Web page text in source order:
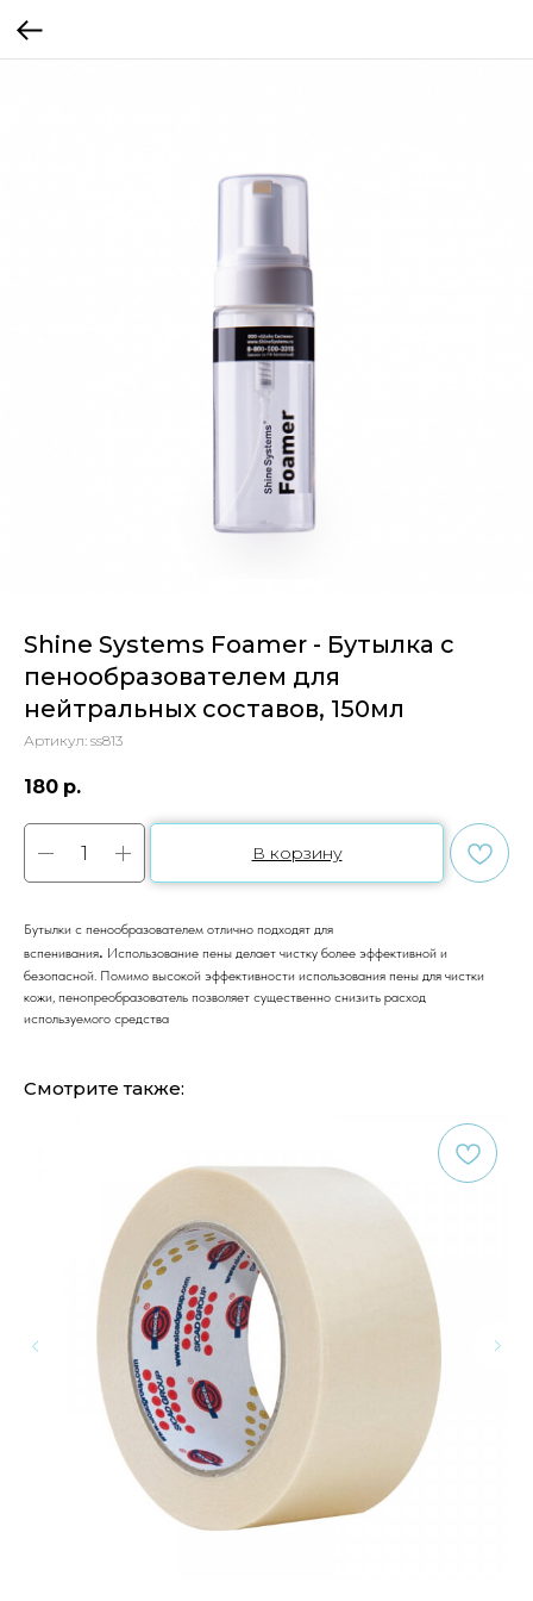
Shine Systems Foamer - Бутылка с
пенообразователем для
нейтральных составов, 150мл
Артикул: ss813
180 р.
В корзину
Бутылки с пенообразователем отлично подходят для
вспенивания. Использование пены делает чистку более эффективной и
безопасной. Помимо высокой эффективности использования пены для чистки
кожи, пенопреобразователь позволяет существенно снизить расход
используемого средства
Смотрите также: